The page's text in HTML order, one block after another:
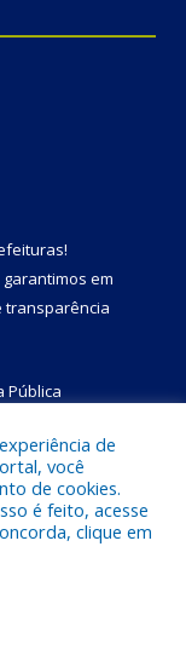
!
em
transparência
Pública
de Bom
de
você
de cookies.
é feito, acesse
clique em